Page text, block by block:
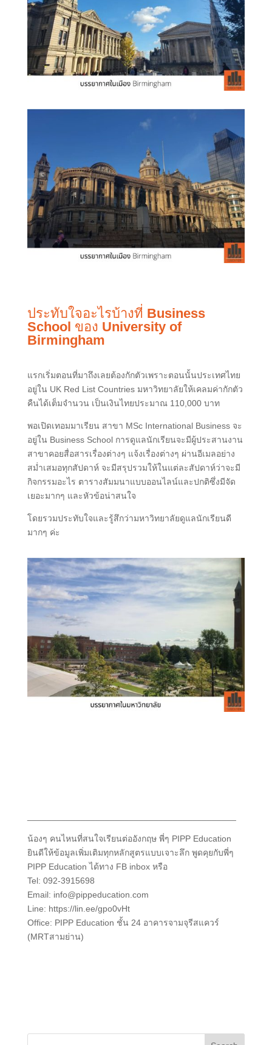
ประทับใจอะไรบ้างที่ Business
School ของ University of
Birmingham
แรกเริ่มตอนที่มาถึงเลยต้องกักตัวเพราะตอนนั้นประเทศไทย
อยู่ใน UK Red List Countries มหาวิทยาลัยให้เคลมค่ากักตัว
คืนได้เต็มจำนวน เป็นเงินไทยประมาณ 110,000 บาท
พอเปิดเทอมมาเรียน สาขา MSc International Business จะ
อยู่ใน Business School การดูแลนักเรียนจะมีผู้ประสานงาน
สาขาคอยสื่อสารเรื่องต่างๆ แจ้งเรื่องต่างๆ ผ่านอีเมลอย่าง
สม่ำเสมอทุกสัปดาห์ จะมีสรุปรวมให้ในแต่ละสัปดาห์ว่าจะมี
กิจกรรมอะไร ตารางสัมมนาแบบออนไลน์และปกติซึ่งมีจัด
เยอะมากๆ และหัวข้อน่าสนใจ
โดยรวมประทับใจและรู้สึกว่ามหาวิทยาลัยดูแลนักเรียนดี
มากๆ ค่ะ
น้องๆ คนไหนที่สนใจเรียนต่ออังกฤษ พี่ๆ PIPP Education
ยินดีให้ข้อมูลเพิ่มเติมทุกหลักสูตรแบบเจาะลึก พูดคุยกับพี่ๆ
PIPP Education ได้ทาง FB inbox หรือ
Tel: 092-3915698
Email: info@pippeducation.com
Line: https://lin.ee/gpo0vHt
Office: PIPP Education ชั้น 24 อาคารจามจุรีสแควร์
(MRTสามย่าน)